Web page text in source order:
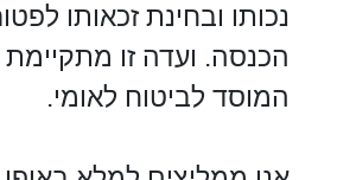
נכותו ובחינת זכאותו
הכנסה. ועדה זו
המוסד לביטוח לאומי.